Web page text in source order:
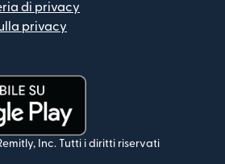
di privacy
privacy
finestra)
Inc. Tutti i diritti riservati